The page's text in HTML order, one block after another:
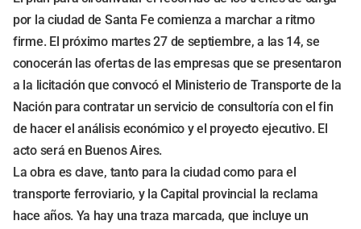
por la ciudad de Santa Fe comienza a marchar a ritmo
firme. El próximo martes 27 de septiembre, a las 14, se
conocerán las ofertas de las empresas que se presentaron
a la licitación que convocó el Ministerio de Transporte de la
Nación para contratar un servicio de consultoría con el fin
de hacer el análisis económico y el proyecto ejecutivo. El
acto será en Buenos Aires.
La obra es clave, tanto para la ciudad como para el
transporte ferroviario, y la Capital provincial la reclama
hace años. Ya hay una traza marcada, que incluye un